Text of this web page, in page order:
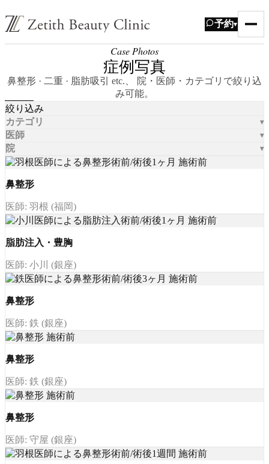
予約▾
Case Photos
症例写真
鼻整形 · 二重 · 脂肪吸引 etc.、 院・医師・カテゴリで絞り込
み可能。
絞り込み
カテゴリ
医師
院
鼻整形
医師: 羽根 (福岡)
脂肪注入・豊胸
医師: 小川 (銀座)
鼻整形
医師: 鉄 (銀座)
鼻整形
医師: 鉄 (銀座)
鼻整形
医師: 守屋 (銀座)